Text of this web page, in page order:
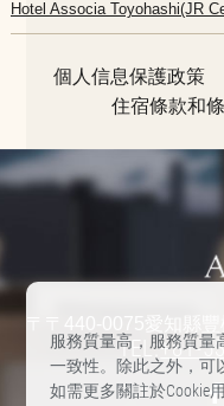
Hotel Associa Toyohashi(JR
個人信息保護政策
住宿條款和
〒〒440-0075愛知縣
TEL:+81-
服務質量高，服務質量
一致性。除此之外，可
如需更多關註於Cookie